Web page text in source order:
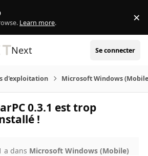
Learn more. ×
Next Se connecter
d'exploitation Microsoft Windows
0.3.1 est trop
!
a dans Microsoft Windows (Mobile)